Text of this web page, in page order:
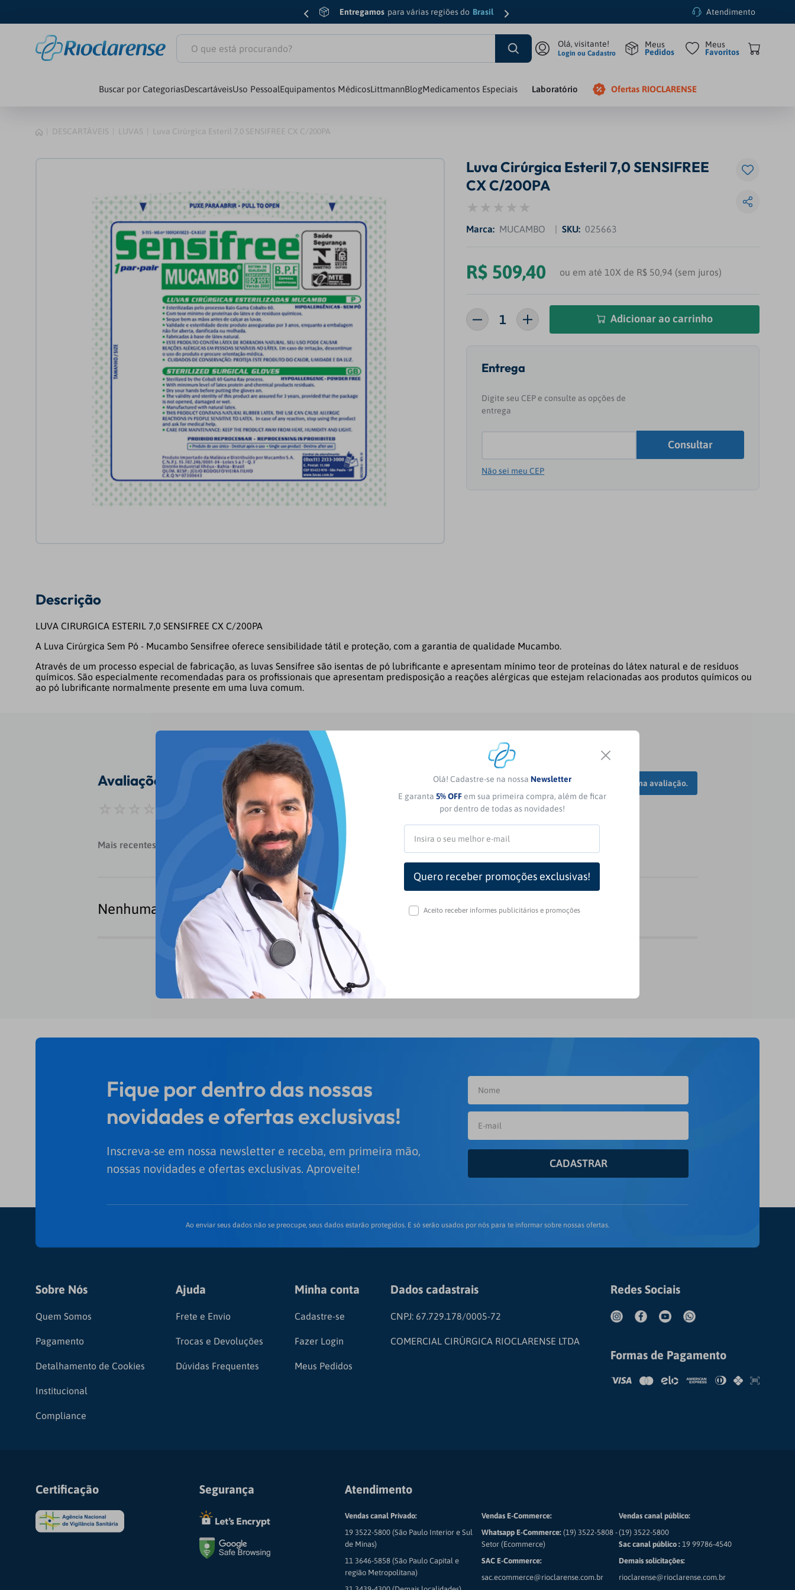
Entregamos para várias regiões do Brasil Atendimento
O que está procurando?
Login ou Cadastro Pedidos Favoritos
Buscar por CategoriasDescartáveisUso PessoalEquipamentos MédicosLittmannBlogMedicamentos Especiais Laboratório Ofertas RIOCLARENSE
Olá! Cadastre-se na nossa Newsletter
E garanta 5% OFFem sua primeira compra, além de ficar
por dentro de todas as novidades!
Aceito receber informes publicitários e promoções
DESCARTÁVEIS LUVAS Luva Cirúrgica Esteril 7,0 SENSIFREE CX C/200PA
Luva Cirúrgica Esteril 7,0 SENSIFREE
CX C/200PA
MUCAMBO SKU: 025663
R$ 509,40 ou em até 10X de R$ 50,94 (sem juros)
Adicionar ao carrinho
Não sei meu CEP
Descrição
LUVA CIRURGICA ESTERIL 7,0 SENSIFREE CX C/200PA
A Luva Cirúrgica Sem Pó - Mucambo Sensifree oferece sensibilidade tátil e proteção, com a garantia de qualidade Mucambo.
Através de um processo especial de fabricação, as luvas Sensifree são isentas de pó lubrificante e apresentam mínimo teor de proteínas do látex natural e de resíduos
químicos. São especialmente recomendadas para os profissionais que apresentam predisposição a reações alérgicas que estejam relacionadas aos produtos químicos ou
ao pó lubrificante normalmente presente em uma luva comum.
Avaliações
Classificação média: 0 (0 avaliações)
Faça login para escrever uma avaliação.
Mais recentes
Nenhuma avaliação
Fique por dentro das nossas
novidades e ofertas exclusivas!
Inscreva-se em nossa newsletter e receba, em primeira mão,
nossas novidades e ofertas exclusivas. Aproveite!
CADASTRAR
Ao enviar seus dados não se preocupe, seus dados estarão protegidos. E só serão usados por nós para te informar sobre nossas ofertas.
Sobre Nós
Quem Somos
Pagamento
Detalhamento de Cookies
Institucional
Compliance
Ajuda
Frete e Envio
Trocas e Devoluções
Dúvidas Frequentes
Minha conta
Cadastre-se
Fazer Login
Meus Pedidos
Dados cadastrais
CNPJ: 67.729.178/0005-72
COMERCIAL CIRÚRGICA RIOCLARENSE LTDA
Redes Sociais
Formas de Pagamento
Certificação Segurança Atendimento
Vendas canal Privado:
19 3522-5800 (São Paulo Interior e Sul
de Minas)
11 3646-5858 (São Paulo Capital e
região Metropolitana)
Vendas E-Commerce:
Whatsapp E-Commerce: (19) 3522-5808 -
Setor (Ecommerce)
SAC E-Commerce:
sac.ecommerce@rioclarense.com.br
Vendas canal público:
(19) 3522-5800
Sac canal público :19 99786-4540
Demais solicitações:
rioclarense@rioclarense.com.br
2º Littmann
4º Littmann Cardiology Iv
5º Seringa
9
10 º